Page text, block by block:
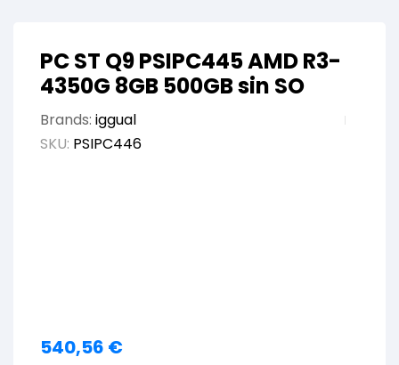
PC ST Q9 PSIPC445 AMD R3-
4350G 8GB 500GB sin SO
Brands: iggual
SKU: PSIPC446
540,56 €